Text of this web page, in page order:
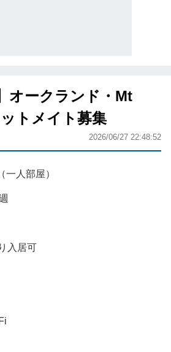
オークランド・Mt
トメイト募集
2026/06/27 22:48:52
一人部屋）
入居可